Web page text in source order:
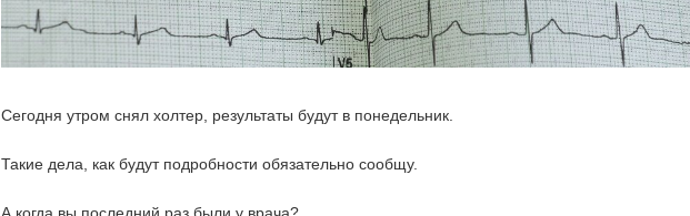
Сегодня утром снял холтер, результаты будут в понедельник.
Такие дела, как будут подробности обязательно сообщу.
А когда вы последний раз были у врача?